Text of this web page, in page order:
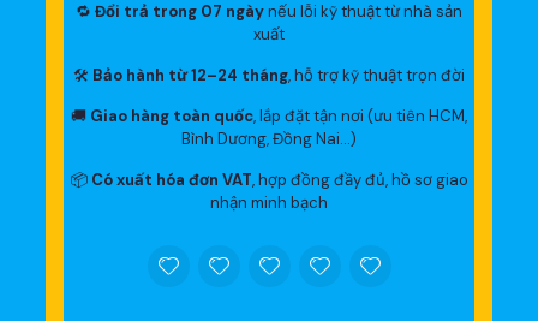
🔁 Đổi trả trong 07 ngàynếu lỗi kỹ thuật từ nhà sản
xuất
🛠 Bảo hành từ 12–24 tháng, hỗ trợ kỹ thuật trọn đời
🚚 Giao hàng toàn quốc, lắp đặt tận nơi (ưu tiên HCM,
Bình Dương, Đồng Nai…)
📦 Có xuất hóa đơn VAT, hợp đồng đầy đủ, hồ sơ giao
nhận minh bạch